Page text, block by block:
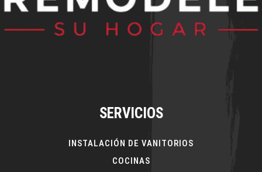
SERVICIOS
INSTALACIÓN DE VANITORIOS
COCINAS